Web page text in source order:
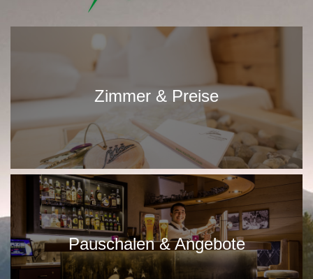
Zimmer & Preise
Pauschalen & Angebote